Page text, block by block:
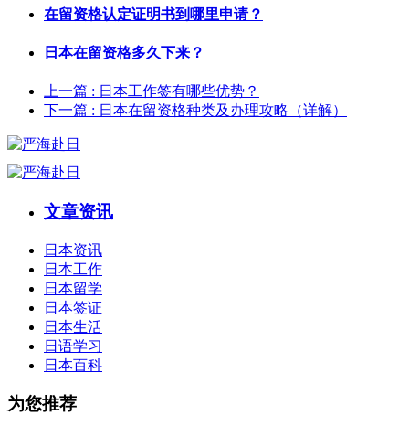
在留资格认定证明书到哪里申请？
日本在留资格多久下来？
上一篇 : 日本工作签有哪些优势？
下一篇 : 日本在留资格种类及办理攻略（详解）
文章资讯
日本资讯
日本工作
日本留学
日本签证
日本生活
日语学习
日本百科
为您推荐